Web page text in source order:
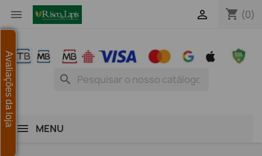
 shopping_cart (0)

search
MENU
Avaliações da loja